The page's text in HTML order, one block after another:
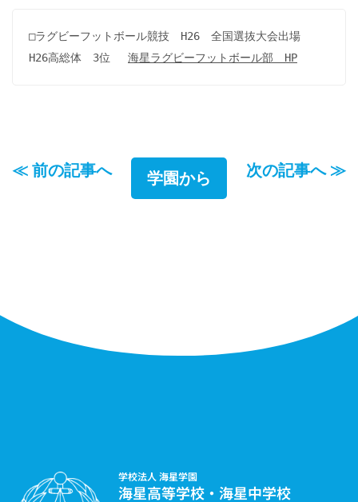
□ラグビーフットボール競技　H26　全国選抜大会出場
H26高総体　3位 海星ラグビーフットボール部　HP
≪ 前の記事へ 学園から 次の記事へ ≫
学校法人 海星学園
海星高等学校・海星中学校